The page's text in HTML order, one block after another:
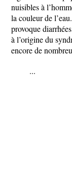
nuisibles à
la couleur de
provoque
à l’origine du
encore de
...